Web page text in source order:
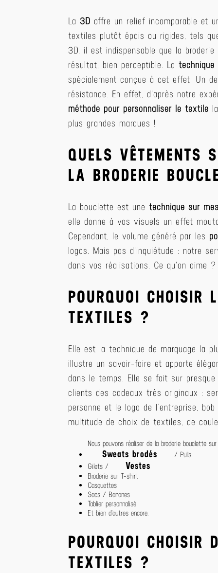
La 3D offre un relief incomparable et
textiles plutôt épais ou rigides, tels
3D, il est indispensable que la
résultat, bien perceptible. La technique
spécialement conçue à cet effet. Un
résistance. En effet, d'après notre
méthode pour personnaliser le textile
plus grandes marques !
QUELS VÊTEMENTS
LA BRODERIE
La bouclette est une technique sur
elle donne à vos visuels un effet
Cependant, le volume généré par les
logos. Mais pas d'inquiétude : notre
dans vos réalisations. Ce qu'on aime
POURQUOI CHOISIR
TEXTILES ?
Elle est la technique de marquage la
illustre un savoir-faire et apporte
dans le temps. Elle se fait sur
clients des cadeaux très originaux :
personne et le logo de l’entreprise,
multitude de choix de textiles, de
Nous pouvons réaliser de la broderie bouclette
Sweats brodés
/ Pulls
Gilets /
Vestes
Broderie sur T-shirt
Casquettes
Sacs / Bananes
Tablier personnalisé
Et bien d'autres encore.
POURQUOI CHOISIR
TEXTILES ?